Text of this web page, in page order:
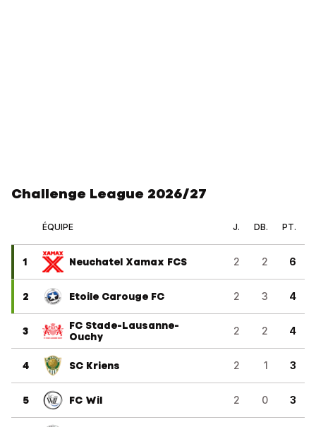
Challenge League 2026/27
ÉQUIPE J. DB. PT.
1 Neuchatel Xamax FCS 2 2 6
2 Etoile Carouge FC 2 3 4
3
FC Stade-Lausanne-
Ouchy
2 2 4
4 SC Kriens 2 1 3
5 FC Wil 2 0 3